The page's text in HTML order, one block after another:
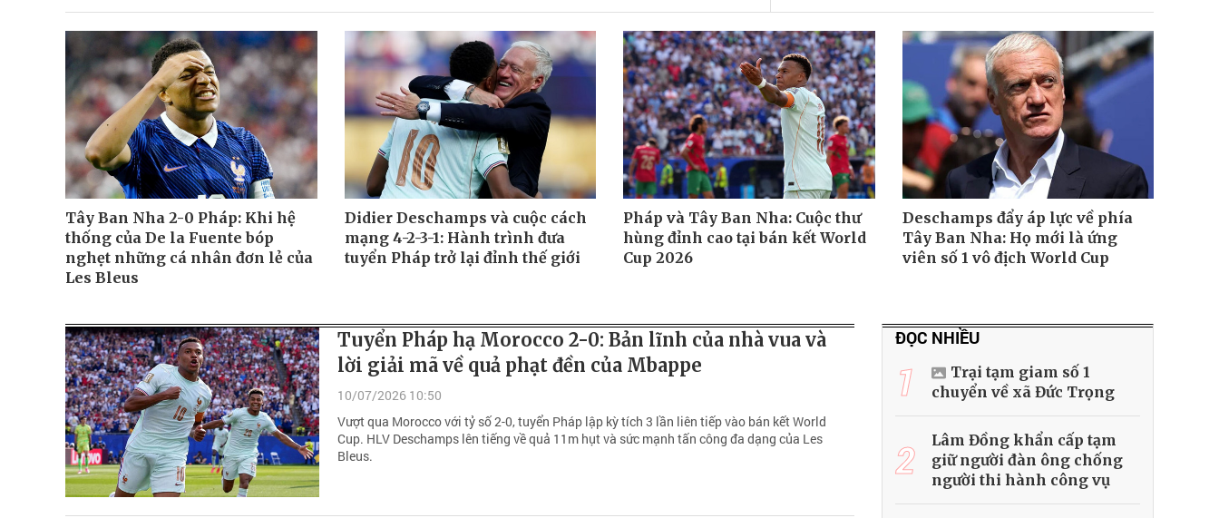
Tây Ban Nha 2-0 Pháp: Khi hệ
thống của De la Fuente bóp
nghẹt những cá nhân đơn lẻ của
Les Bleus
Didier Deschamps và cuộc cách
mạng 4-2-3-1: Hành trình đưa
tuyển Pháp trở lại đỉnh thế giới
Pháp và Tây Ban Nha: Cuộc thư
hùng đỉnh cao tại bán kết World
Cup 2026
Deschamps đẩy áp lực về phía
Tây Ban Nha: Họ mới là ứng
viên số 1 vô địch World Cup
Tuyển Pháp hạ Morocco 2-0: Bản lĩnh của nhà vua và
lời giải mã về quả phạt đền của Mbappe
10/07/2026 10:50
Vượt qua Morocco với tỷ số 2-0, tuyển Pháp lập kỳ tích 3 lần liên tiếp vào bán kết World
Cup. HLV Deschamps lên tiếng về quả 11m hụt và sức mạnh tấn công đa dạng của Les
Bleus.
ĐỌC NHIỀU
1
Trại tạm giam số 1
chuyển về xã Đức Trọng
2
Lâm Đồng khẩn cấp tạm
giữ người đàn ông chống
người thi hành công vụ